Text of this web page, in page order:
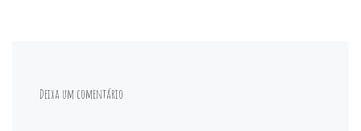
Deixa um comentário